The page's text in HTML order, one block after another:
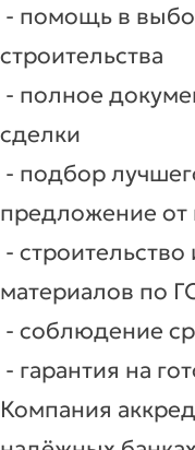
- помощь в
строительства
- полное
сделки
- подбор
предложение
-
материалов по
- соблюдение
- гарантия на
Компания